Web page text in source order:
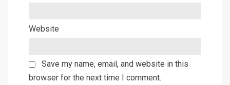
Website
Save my name, email, and website in this
browser for the next time I comment.